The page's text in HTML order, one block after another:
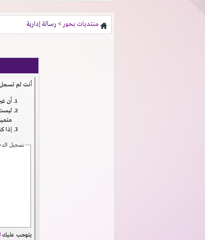
منتديات بحور > رسالة إدارية
أنت لم تسجل
أن
إذا
تسجيل
يتوجب عليك